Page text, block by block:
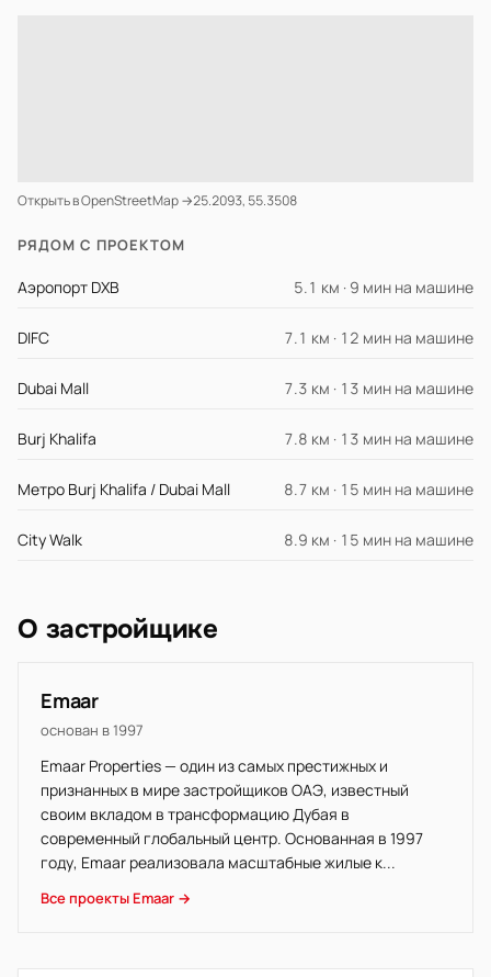
Открыть в OpenStreetMap →25.2093, 55.3508
РЯДОМ С ПРОЕКТОМ
Аэропорт DXB 5.1 км · 9 мин на машине
DIFC 7.1 км · 12 мин на машине
Dubai Mall 7.3 км · 13 мин на машине
Burj Khalifa 7.8 км · 13 мин на машине
Метро Burj Khalifa / Dubai Mall 8.7 км · 15 мин на машине
City Walk 8.9 км · 15 мин на машине
О застройщике
Emaar
основан в 1997
Emaar Properties — один из самых престижных и
признанных в мире застройщиков ОАЭ, известный
своим вкладом в трансформацию Дубая в
современный глобальный центр. Основанная в 1997
году, Emaar реализовала масштабные жилые к...
Все проекты Emaar →